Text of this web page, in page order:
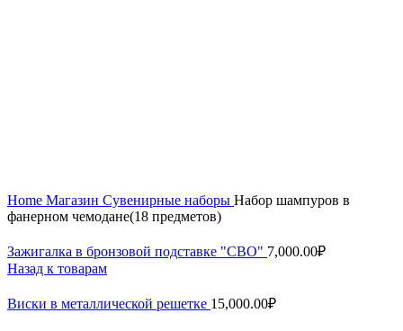
Home Магазин Сувенирные наборы Набор шампуров в
фанерном чемодане(18 предметов)
Зажигалка в бронзовой подставке "СВО" 7,000.00₽
Назад к товарам
Виски в металлической решетке 15,000.00₽